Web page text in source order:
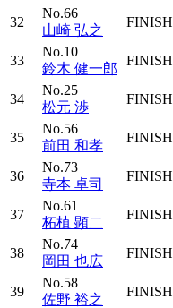
32
No.66
山崎 弘之
FINISH
33
No.10
鈴木 健一郎
FINISH
34
No.25
松元 渉
FINISH
35
No.56
前田 和孝
FINISH
36
No.73
寺本 卓司
FINISH
37
No.61
柘植 顕二
FINISH
38
No.74
岡田 也広
FINISH
39
No.58
佐野 裕之
FINISH